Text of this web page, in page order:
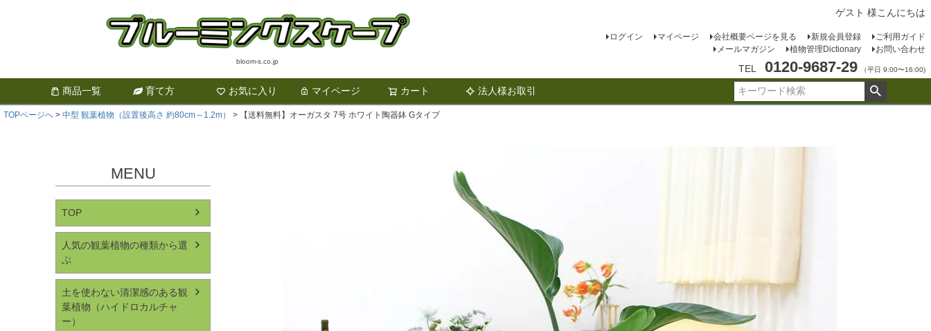
bloom-s.co.jp
ゲスト 様こんにちは
ログイン マイページ 会社概要ページを見る 新規会員登録
ご利用ガイド
メールマガジン
植物管理Dictionary お問い合わせ
TEL 0120-9687-29 （平日 9:00〜16:00)
商品一覧 育て方 お気に入り マイページ カート 法人様お取引
検索
TOPページへ 中型 観葉植物（設置後高さ 約80cm～1.2m） 【送料無料】オーガスタ 7号 ホワイト陶器鉢 Gタイプ
MENU
TOP
人気の観葉植物の種類から選
ぶ
土を使わない清潔感のある観
葉植物（ハイドロカルチャ
ー）